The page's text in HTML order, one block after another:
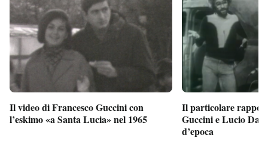
Il video di Francesco Guccini con
l’eskimo «a Santa Lucia» nel 1965
Il particolare
Guccini e Lucio
d’epoca